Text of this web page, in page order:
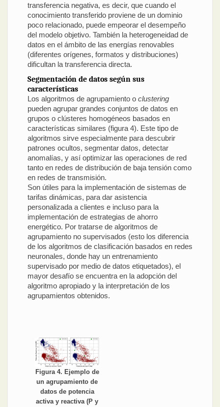
transferencia negativa, es decir, que cuando el
conocimiento transferido proviene de un dominio
poco relacionado, puede empeorar el desempeño
del modelo objetivo. También la heterogeneidad de
datos en el ámbito de las energías renovables
(diferentes orígenes, formatos y distribuciones)
dificultan la transferencia directa.
Segmentación de datos según sus
características
Los algoritmos de agrupamiento o clustering
pueden agrupar grandes conjuntos de datos en
grupos o clústeres homogéneos basados en
características similares (figura 4). Este tipo de
algoritmos sirve especialmente para descubrir
patrones ocultos, segmentar datos, detectar
anomalías, y así optimizar las operaciones de red
tanto en redes de distribución de baja tensión como
en redes de transmisión.
Son útiles para la implementación de sistemas de
tarifas dinámicas, para dar asistencia
personalizada a clientes e incluso para la
implementación de estrategias de ahorro
energético. Por tratarse de algoritmos de
agrupamiento no supervisados (esto los diferencia
de los algoritmos de clasificación basados en redes
neuronales, donde hay un entrenamiento
supervisado por medio de datos etiquetados), el
mayor desafío se encuentra en la adopción del
algoritmo apropiado y la interpretación de los
agrupamientos obtenidos.
Figura 4. Ejemplo de
un agrupamiento de
datos de potencia
activa y reactiva (P y